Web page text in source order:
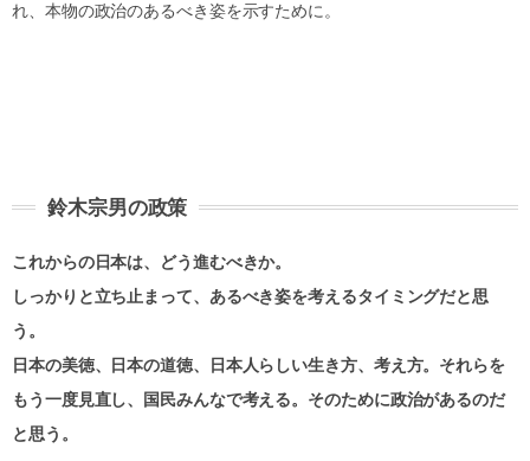
れ、本物の政治のあるべき姿を示すために。
鈴木宗男の政策
これからの日本は、どう進むべきか。
しっかりと立ち止まって、あるべき姿を考えるタイミングだと思
う。
日本の美徳、日本の道徳、日本人らしい生き方、考え方。それらを
もう一度見直し、国民みんなで考える。そのために政治があるのだ
と思う。